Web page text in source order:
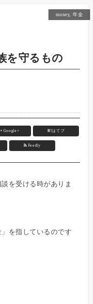
money,年金
を守るもの
Google+ B!はてブ
Feedly
を受ける時がありま
を指しているのです